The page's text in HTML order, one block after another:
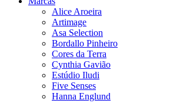
Alice Aroeira
Artimage
Asa Selection
Bordallo Pinheiro
Cores da Terra
Cynthia Gavião
Estúdio Iludi
Five Senses
Hanna Englund